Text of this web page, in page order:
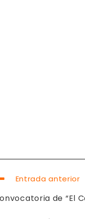
Entrada anterior
de “El